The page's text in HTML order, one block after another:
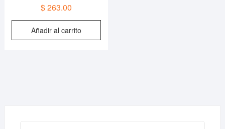
$263.00
Añadir al carrito